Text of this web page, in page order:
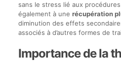
sans le stress lié aux
également à une récupération
diminution des effets
associés à d’autres formes de
Importance de la